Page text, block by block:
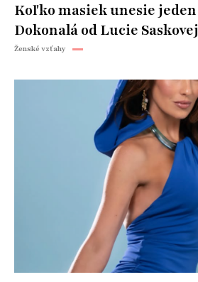
Koľko masiek unesie jeden
Dokonalá od Lucie
Ženské vzťahy